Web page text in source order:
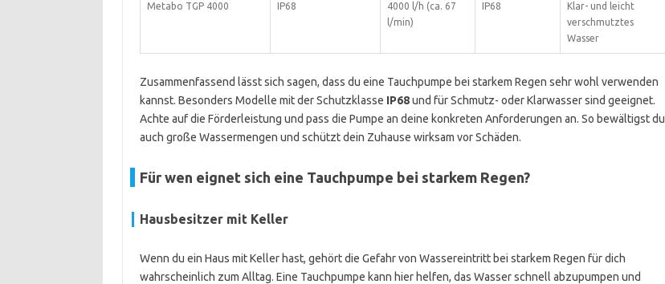
Metabo TGP 4000 IP68
4000 l/h (ca. 67
l/min)
IP68
Klar- und leicht
verschmutztes
Wasser
Zusammenfassend lässt sich sagen, dass du eine Tauchpumpe bei starkem Regen sehr wohl verwenden
kannst. Besonders Modelle mit der Schutzklasse IP68und für Schmutz- oder Klarwasser sind geeignet.
Achte auf die Förderleistung und pass die Pumpe an deine konkreten Anforderungen an. So bewältigst du
auch große Wassermengen und schützt dein Zuhause wirksam vor Schäden.
Für wen eignet sich eine Tauchpumpe bei starkem Regen?
Hausbesitzer mit Keller
Wenn du ein Haus mit Keller hast, gehört die Gefahr von Wassereintritt bei starkem Regen für dich
wahrscheinlich zum Alltag. Eine Tauchpumpe kann hier helfen, das Wasser schnell abzupumpen und